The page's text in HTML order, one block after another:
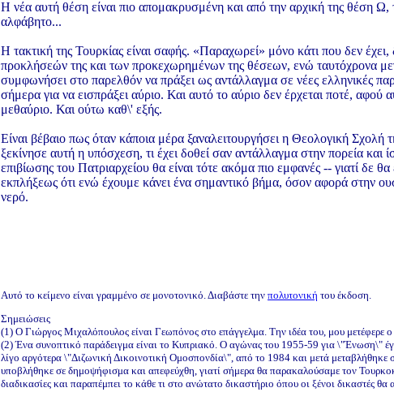
Η νέα αυτή θέση είναι πιο απομακρυσμένη και από την αρχική της θέση
αλφάβητο...
Η τακτική της Τουρκίας είναι σαφής. «Παραχωρεί» μόνο κάτι που δεν
προκλήσεών της και των προκεχωρημένων της θέσεων, ενώ ταυτόχρονα
συμφωνήσει στο παρελθόν να πράξει ως αντάλλαγμα σε νέες ελληνικές
σήμερα για να εισπράξει αύριο. Και αυτό το αύριο δεν έρχεται ποτέ, αφού
μεθαύριο. Και ούτω καθ\' εξής.
Είναι βέβαιο πως όταν κάποια μέρα ξαναλειτουργήσει η Θεολογική Σχολή
ξεκίνησε αυτή η υπόσχεση, τι έχει δοθεί σαν αντάλλαγμα στην πορεία
επιβίωσης του Πατριαρχείου θα είναι τότε ακόμα πιο εμφανές -- γιατί δε
εκπλήξεως ότι ενώ έχουμε κάνει ένα σημαντικό βήμα, όσον αφορά στην
νερό.
Αυτό το κείμενο είναι γραμμένο σε μονοτονικό. Διαβάστε την πολυτονική του έκδοση.
Σημειώσεις
(1) Ο Γιώργος Μιχαλόπουλος είναι Γεωπόνος στο επάγγελμα. Την ιδέα του, μου μετέφερε ο
(2) Ένα συνοπτικό παράδειγμα είναι το Κυπριακό. Ο αγώνας του 1955-59 για \"Ένωση\"
λίγο αργότερα \"Διζωνική Δικοινοτική Ομοσπονδία\", από το 1984 και μετά
υποβλήθηκε σε δημοψήφισμα και απεφεύχθη, γιατί σήμερα θα παρακαλούσαμε τον
διαδικασίες και παραπέμπει το κάθε τι στο ανώτατο δικαστήριο όπου οι ξένοι δικαστές